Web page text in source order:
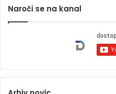
Naroči se na kanal